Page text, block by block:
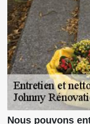
Nous pouvons